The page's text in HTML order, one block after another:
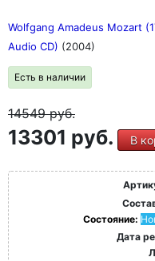
Wolfgang Amadeus Mozart
Audio CD) (2004)
Есть в наличии
14549руб.
13301 руб. В
Состояние:
Дата